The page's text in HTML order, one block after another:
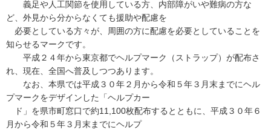
義足や人工関節を使用している方、内部障がいや難病の方な
ど、外見から分からなくても援助や配慮を
必要としている方々が、周囲の方に配慮を必要としていることを
知らせるマークです。
平成２４年から東京都でヘルプマーク（ストラップ）が配布さ
れ、現在、全国へ普及しつつあります。
なお、本県では平成３０年２月から令和５年３月末までにヘル
プマークをデザインした「ヘルプカー
ド」を県市町窓口で約11,100枚配布するとともに、平成３０年６
月から令和５年３月末までにヘルプ